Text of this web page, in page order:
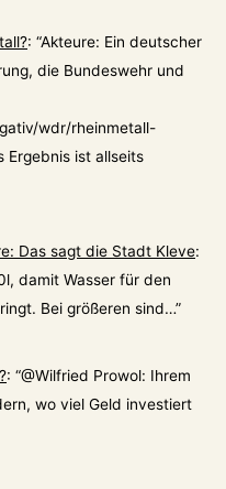
: “Akteure: Ein deutscher
die Bundeswehr und
wdr/rheinmetall-
Ergebnis ist allseits
Das sagt die Stadt Kleve:
damit Wasser für den
Bei größeren sind…”
: “@Wilfried Prowol: Ihrem
wo viel Geld investiert